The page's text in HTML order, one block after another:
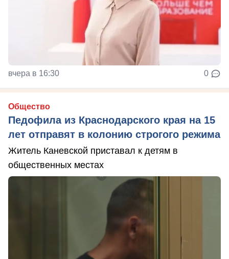
вчера в 16:30 0
Общество
Педофила из Краснодарского края на 15
лет отправят в колонию строгого режима
Житель Каневской приставал к детям в
общественных местах